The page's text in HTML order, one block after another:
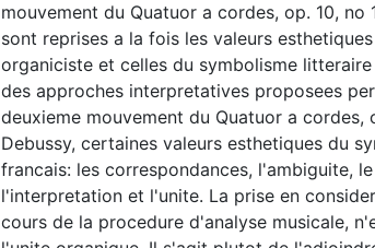
mouvement du Quatuor a cordes, op. 10, no
sont reprises a la fois les valeurs
organiciste et celles du symbolisme
des approches interpretatives proposees
deuxieme mouvement du Quatuor a cordes,
Debussy, certaines valeurs esthetiques du
francais: les correspondances, l'ambiguite,
l'interpretation et l'unite. La prise en
cours de la procedure d'analyse musicale,